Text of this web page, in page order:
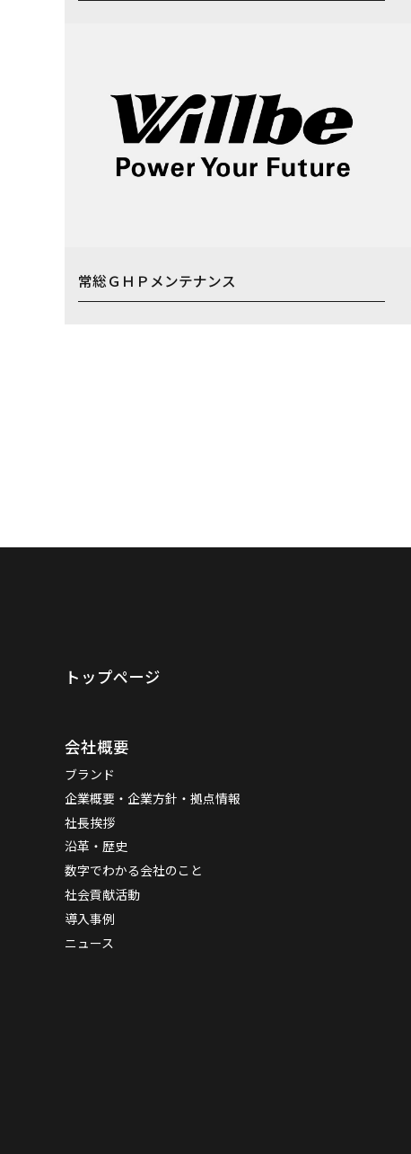
常総ＧＨＰメンテナンス
トップページ
会社概要
ブランド
企業概要・企業方針・拠点情報
社長挨拶
沿革・歴史
数字でわかる会社のこと
社会貢献活動
導入事例
ニュース